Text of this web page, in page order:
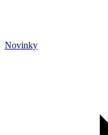
Novinky